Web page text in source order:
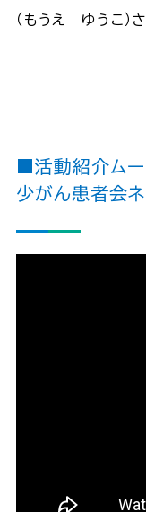
（もうえ ゆうこ）
■活動紹介ム
少がん患者会ネ